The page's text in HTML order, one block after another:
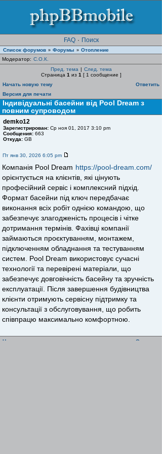
FAQ · Поиск
Список форумов » Форумы » Отопление
Модератор: С.О.К.
Пред. тема | След. тема
Страница 1 из 1 [ 1 сообщение ]
Начать новую тему
Ответить
Версия для печати
Індивідуальні басейни від Pool Dream з
повним супроводом
demko12
Зарегистрирован: Ср ноя 01, 2017 3:10 pm
Сообщения: 663
Откуда: GB
Пт янв 30, 2026 6:05 pm
Компанія Pool Dream https://pool-dream.com/
орієнтується на клієнтів, які цінують
професійний сервіс і комплексний підхід.
Формат басейни під ключ передбачає
виконання всіх робіт однією командою, що
забезпечує злагодженість процесів і чітке
дотримання термінів. Фахівці компанії
займаються проєктуванням, монтажем,
підключенням обладнання та тестуванням
систем. Pool Dream використовує сучасні
технології та перевірені матеріали, що
забезпечує довговічність басейну та зручність
експлуатації. Після завершення будівництва
клієнти отримують сервісну підтримку та
консультації з обслуговування, що робить
співпрацю максимально комфортною.
Начать новую тему Ответить